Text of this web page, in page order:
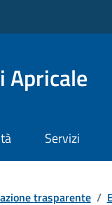
Apricale
Servizi
trasparente /